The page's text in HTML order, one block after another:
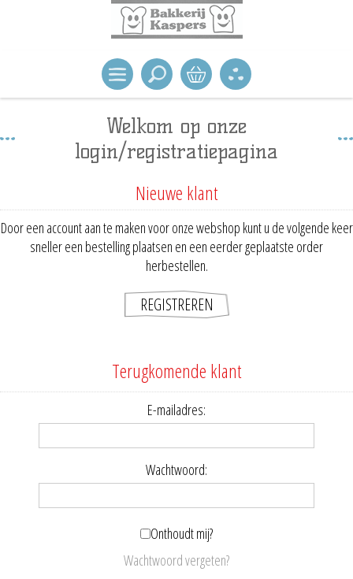
Welkom op onze
login/registratiepagina
Nieuwe klant
Door een account aan te maken voor onze webshop kunt u de volgende keer
sneller een bestelling plaatsen en een eerder geplaatste order
herbestellen.
Terugkomende klant
E-mailadres:
Wachtwoord:
Onthoudt mij?
Wachtwoord vergeten?